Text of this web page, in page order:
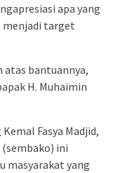
apa yang
menjadi target
atas bantuannya,
H. Muhaimin
Fasya Madjid,
ini
masyarakat yang